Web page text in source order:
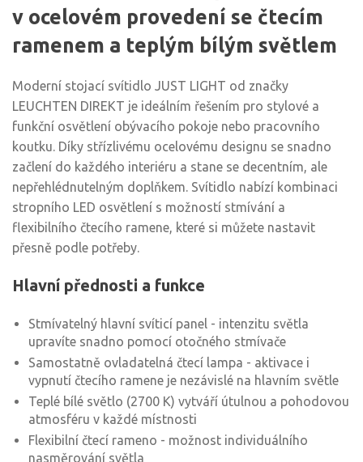
v ocelovém provedení se čtecím
ramenem a teplým bílým světlem
Moderní stojací svítidlo JUST LIGHT od značky
LEUCHTEN DIREKT je ideálním řešením pro stylové a
funkční osvětlení obývacího pokoje nebo pracovního
koutku. Díky střízlivému ocelovému designu se snadno
začlení do každého interiéru a stane se decentním, ale
nepřehlédnutelným doplňkem. Svítidlo nabízí kombinaci
stropního LED osvětlení s možností stmívání a
flexibilního čtecího ramene, které si můžete nastavit
přesně podle potřeby.
Hlavní přednosti a funkce
Stmívatelný hlavní svíticí panel - intenzitu světla
upravíte snadno pomocí otočného stmívače
Samostatně ovladatelná čtecí lampa - aktivace i
vypnutí čtecího ramene je nezávislé na hlavním světle
Teplé bílé světlo (2700 K) vytváří útulnou a pohodovou
atmosféru v každé místnosti
Flexibilní čtecí rameno - možnost individuálního
nasměrování světla